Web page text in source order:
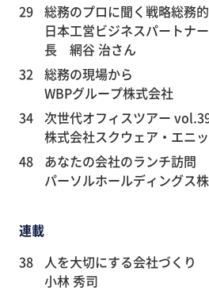
29 総務のプロに聞く戦略総務
日本工営ビジネスパートナ
長 網谷 治さん
32
総務の現場から
WBPグループ株式会社
34 次世代オフィスツアー
株式会社スクウェア・エニ
48
あなたの会社のランチ訪
パーソルホールディングス
連載
38
人を大切にする会社づく
小林 秀司